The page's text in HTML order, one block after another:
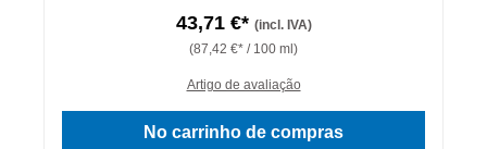
43,71 €* (incl. IVA)
(87,42 €* / 100 ml)
Artigo de avaliação
No carrinho de compras